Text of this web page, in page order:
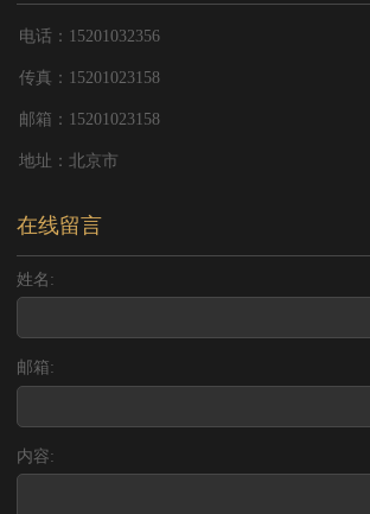
电话：15201032356
传真：15201023158
邮箱：15201023158
地址：北京市
在线留言
姓名:
邮箱:
内容: